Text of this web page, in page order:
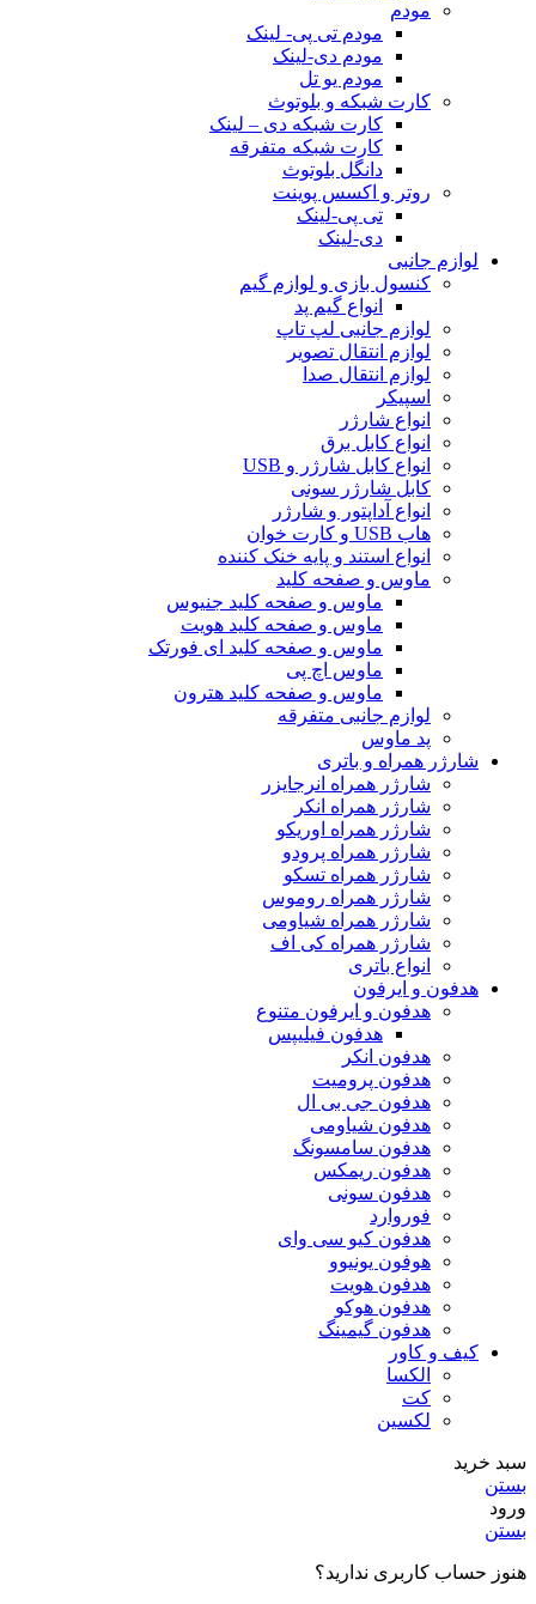
مودم
مودم تی پی- لینک
مودم دی-لینک
مودم یو تل
کارت شبکه و بلوتوث
کارت شبکه دی – لینک
کارت شبکه متفرقه
دانگل بلوتوث
روتر و اکسس پوینت
تی پی-لینک
دی-لینک
لوازم جانبی
کنسول بازی و لوازم گیم
انواع گیم پد
لوازم جانبی لپ تاپ
لوازم انتقال تصویر
لوازم انتقال صدا
اسپیکر
انواع شارژر
انواع کابل برق
انواع کابل شارژر و USB
کابل شارژر سونی
انواع آداپتور و شارژر
هاب USB و کارت خوان
انواع استند و پایه خنک کننده
ماوس و صفحه کلید
ماوس و صفحه کلید جنیوس
ماوس و صفحه کلید هویت
ماوس و صفحه کلید ای فورتک
ماوس اچ پی
ماوس و صفحه کلید هترون
لوازم جانبی متفرقه
پد ماوس
شارژر همراه و باتری
شارژر همراه انرجایزر
شارژر همراه انکر
شارژر همراه اوریکو
شارژر همراه پرودو
شارژر همراه تسکو
شارژر همراه روموس
شارژر همراه شیاومی
شارژر همراه کی اف
انواع باتری
هدفون و ایرفون
هدفون و ایرفون متنوع
هدفون فیلیپس
هدفون انکر
هدفون پرومیت
هدفون جی بی ال
هدفون شیاومی
هدفون سامسونگ
هدفون ریمکس
هدفون سونی
فوروارد
هدفون کیو سی وای
هوفون یونیوو
هدفون هویت
هدفون هوکو
هدفون گیمینگ
کیف و کاور
الکسا
کت
لکسین
سبد خرید
بستن
ورود
بستن
هنوز حساب کاربری ندارید؟